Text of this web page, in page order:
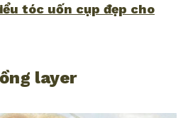
tóc uốn cụp đẹp cho
layer